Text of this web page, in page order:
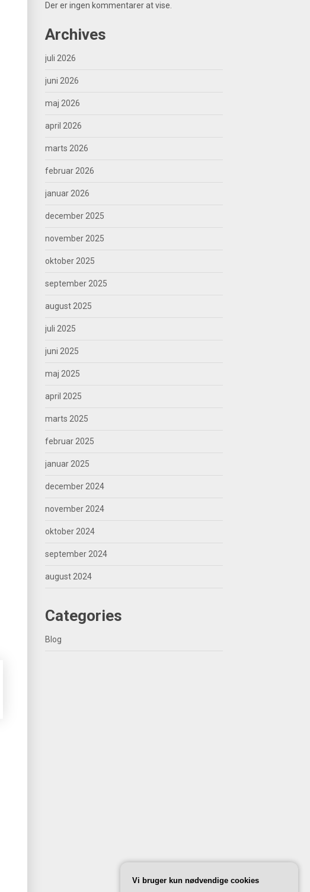
Der er ingen kommentarer at vise.
Archives
juli 2026
juni 2026
maj 2026
april 2026
marts 2026
februar 2026
januar 2026
december 2025
november 2025
oktober 2025
september 2025
august 2025
juli 2025
juni 2025
maj 2025
april 2025
marts 2025
februar 2025
januar 2025
december 2024
november 2024
oktober 2024
september 2024
august 2024
Categories
Blog
Vi bruger kun nødvendige cookies